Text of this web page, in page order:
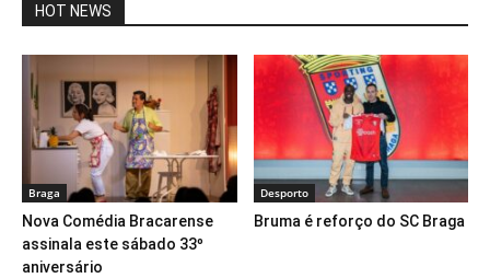
HOT NEWS
Braga
Nova Comédia Bracarense
assinala este sábado 33º
aniversário
Desporto
Bruma é reforço do SC Braga